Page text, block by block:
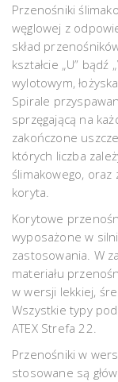
Przenośniki
węglowej z
skład
kształcie „U”
wylotowym,
Spirale
sprzęgającą na
zakończone
których liczba
ślimakowego, oraz
koryta.
Korytowe
wyposażone w
zastosowania. W
materiału
w wersji lekkiej,
Wszystkie typy
ATEX Strefa 22.
Przenośniki w
stosowane są